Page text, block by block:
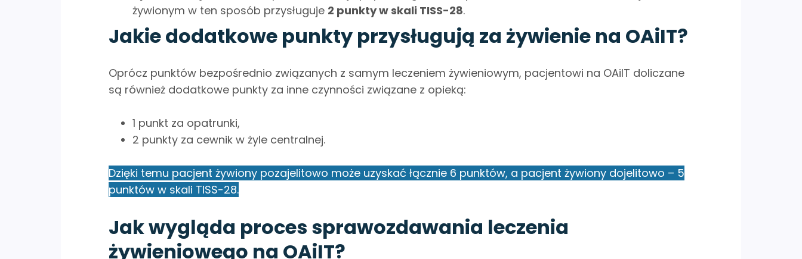
żywionym w ten sposób przysługuje 2 punkty w skali TISS-28.
Jakie dodatkowe punkty przysługują za żywienie na OAiIT?
Oprócz punktów bezpośrednio związanych z samym leczeniem żywieniowym, pacjentowi na OAiIT doliczane
są również dodatkowe punkty za inne czynności związane z opieką:
1 punkt za opatrunki,
2 punkty za cewnik w żyle centralnej.
Dzięki temu pacjent żywiony pozajelitowo może uzyskać łącznie 6 punktów, a pacjent żywiony dojelitowo – 5
punktów w skali TISS-28.
Jak wygląda proces sprawozdawania leczenia
żywieniowego na OAiIT?